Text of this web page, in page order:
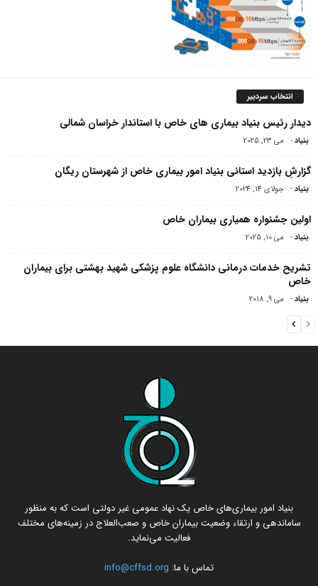
انتخاب سردبیر
دیدار رئیس بنیاد بیماری های خاص با استاندار خراسان شمالی
بنیاد- می 23, 2025
گزارشِ بازدید استانی بنیاد امور بیماری خاص از شهرستان ریگان
بنیاد- جولای 14, 2024
اولین جشنواره همیاری بیماران خاص
بنیاد- می 10, 2025
تشریح خدمات درمانی دانشگاه علوم پزشکی شهید بهشتی برای بیماران
خاص
بنیاد- می 9, 2018
بنیاد امور بیماری‌های خاص یک نهاد عمومی غیر دولتی است که به منظور
ساماندهی و ارتقاء وضعیت بیماران خاص و صعب‌العلاج در زمینه‌های مختلف
فعالیت می‌نماید.
تماس با ما: info@cffsd.org